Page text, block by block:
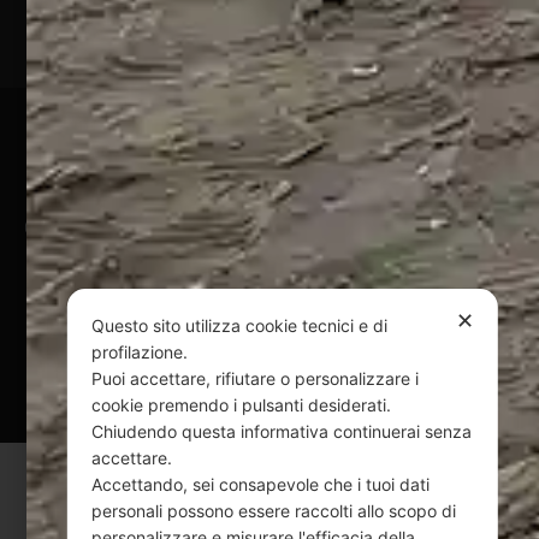
01828920676
Pagamenti Sicuri
@ Copyright 2024 Webpesca è un brand Intent di Federico
Andrenacci P.Iva 01917920678
Via G. Galilei n. 2 – 64018 Tortoreto TE | REA TE-168019 |
Mail:
federicoandrenacci@pec.it
Questo sito è protetto da Google reCAPTCHA
v3,
Privacy PolicyeTerms of Service
✕
Questo sito utilizza cookie tecnici e di
profilazione.
Puoi accettare, rifiutare o personalizzare i
cookie premendo i pulsanti desiderati.
Chiudendo questa informativa continuerai senza
accettare.
Accettando, sei consapevole che i tuoi dati
personali possono essere raccolti allo scopo di